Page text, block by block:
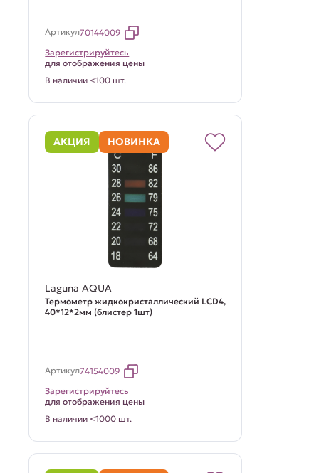
Артикул70144009
Зарегистрируйтесь
для отображения цены
В наличии <100 шт.
АКЦИЯ НОВИНКА
Laguna AQUA
Термометр жидкокристаллический LCD4,
40*12*2мм (блистер 1шт)
Артикул74154009
Зарегистрируйтесь
для отображения цены
В наличии <1000 шт.